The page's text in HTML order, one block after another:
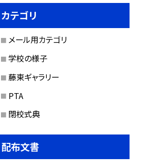
カテゴリ
メール用カテゴリ
学校の様子
藤東ギャラリー
PTA
閉校式典
配布文書